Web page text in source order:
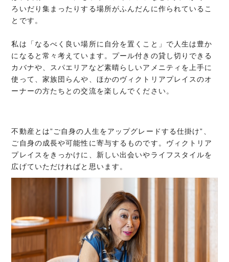
ろいだり集まったりする場所がふんだんに作られているこ
とです。
私は「なるべく良い場所に自分を置くこと」で人生は豊か
になると常々考えています。プール付きの貸し切りできる
カバナや、スパエリアなど素晴らしいアメニティを上手に
使って、家族団らんや、ほかのヴィクトリアプレイスのオ
ーナーの方たちとの交流を楽しんでください。
不動産とは”ご自身の人生をアップグレードする仕掛け”、
ご自身の成長や可能性に寄与するものです。ヴィクトリア
プレイスをきっかけに、新しい出会いやライフスタイルを
広げていただければと思います。